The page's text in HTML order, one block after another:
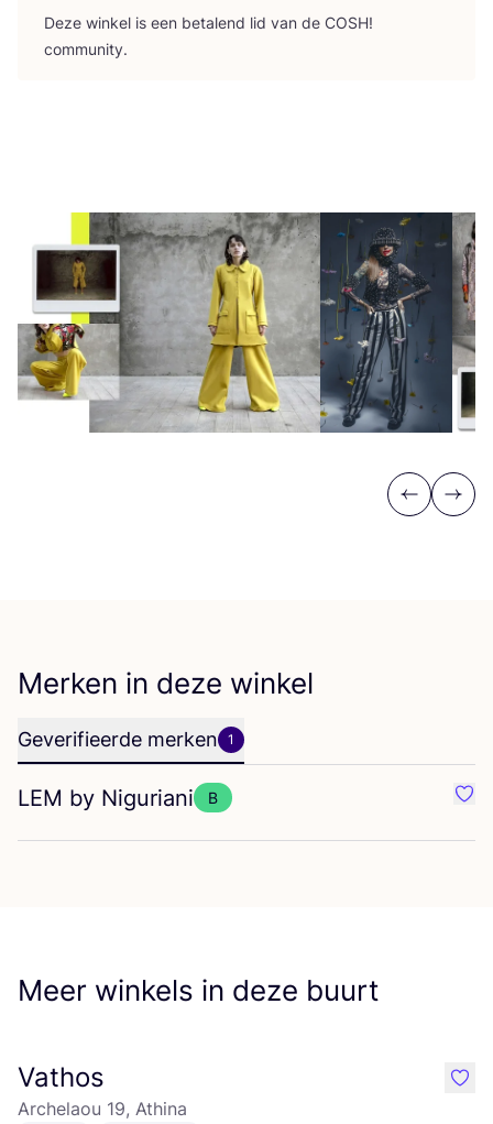
Deze win­kel is een beta­lend lid van de COSH!
community.
Previous
Next
Merken in deze winkel
Geverifieerde merken 1
LEM by Niguriani B
Meer winkels in deze buurt
Vathos
Archelaou 19, Athina
like